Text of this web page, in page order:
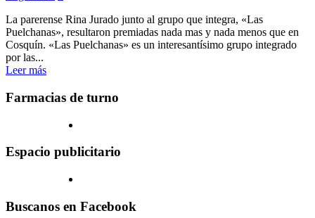
La parerense Rina Jurado junto al grupo que integra, «Las
Puelchanas», resultaron premiadas nada mas y nada menos que en
Cosquín. «Las Puelchanas» es un interesantísimo grupo integrado
por las...
Leer más
Farmacias de turno
Espacio publicitario
Buscanos en Facebook